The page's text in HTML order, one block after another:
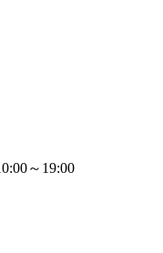
～19:00